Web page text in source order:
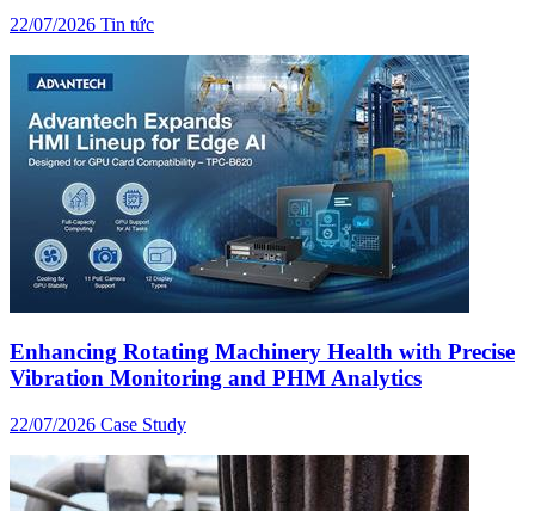
22/07/2026 Tin tức
Enhancing Rotating Machinery Health with Precise
Vibration Monitoring and PHM Analytics
22/07/2026 Case Study